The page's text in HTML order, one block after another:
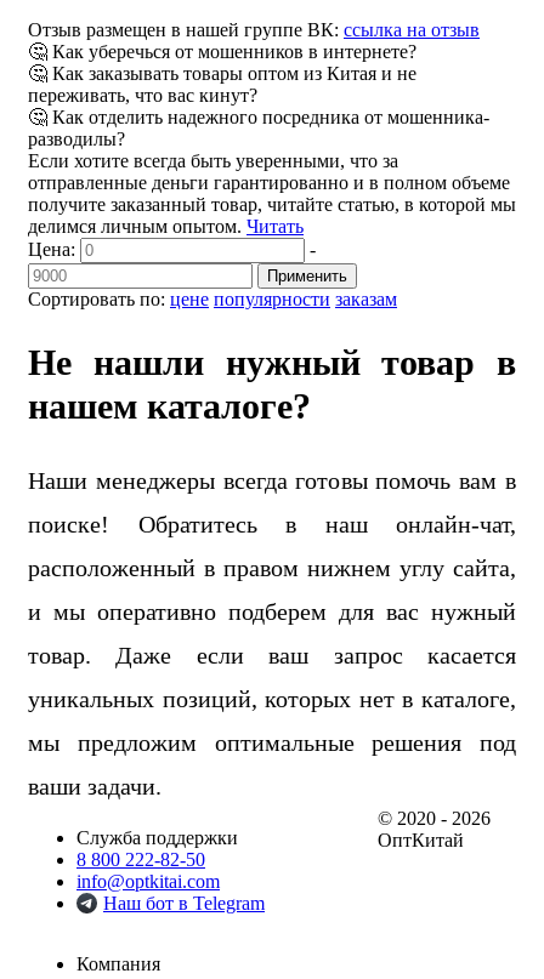
Отзыв размещен в нашей группе ВК: ссылка на отзыв
🤔 Как уберечься от мошенников в интернете?
🤔 Как заказывать товары оптом из Китая и не
переживать, что вас кинут?
🤔 Как отделить надежного посредника от мошенника-
разводилы?
Если хотите всегда быть уверенными, что за
отправленные деньги гарантированно и в полном объеме
получите заказанный товар, читайте статью, в которой мы
делимся личным опытом. Читать
Сортировать по: цене популярности заказам
Цена: -
Применить
Не нашли нужный товар в
нашем каталоге?
Наши менеджеры всегда готовы помочь вам в
поиске! Обратитесь в наш онлайн-чат,
расположенный в правом нижнем углу сайта,
и мы оперативно подберем для вас нужный
товар. Даже если ваш запрос касается
уникальных позиций, которых нет в каталоге,
мы предложим оптимальные решения под
ваши задачи.
Служба поддержки
8 800 222-82-50
info@optkitai.com
Наш бот в Telegram
Компания
© 2020 - 2026
ОптКитай